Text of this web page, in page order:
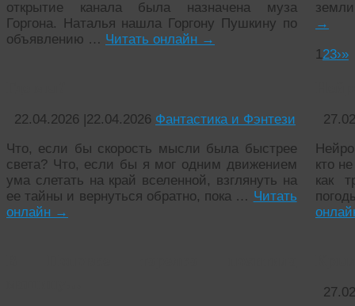
открытие канала была назначена муза
Горгона. Наталья нашла Горгону Пушкину по
объявлению … Читать онлайн →
→
22.04.2026 |22.04.2026 Фантастика и Фэнтези
Что, если бы скорость мысли была быстрее
света? Что, если бы я мог одним движением
ума слетать на край вселенной, взглянуть на
ее тайны и вернуться обратно, пока … Читать
онлайн →
кто
как
1 23›»